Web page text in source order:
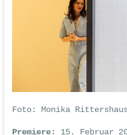
Foto: Monika Rittershaus
Premiere:
15. Februar